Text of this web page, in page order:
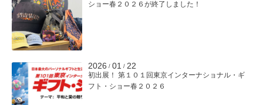
ショー春２０２６が終了しました！
2026 / 01 / 22
初出展！ 第１０１回東京インターナショナル・ギ
フト・ショー春２０２６